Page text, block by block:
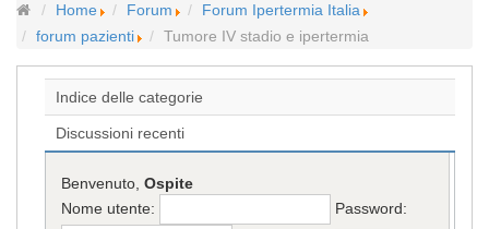
Home Forum
Forum Ipertermia Italia
forum pazienti
Tumore IV stadio e ipertermia
Indice delle categorie
Discussioni recenti
Benvenuto,Ospite
Nome utente:
Password: